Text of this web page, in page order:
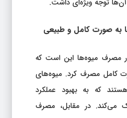
صورت کامل و طبیعی
مصرف میوه‌ها این است که
کامل مصرف کرد. میوه‌های
که به بهبود عملکرد
می‌کند. در مقابل، مصرف